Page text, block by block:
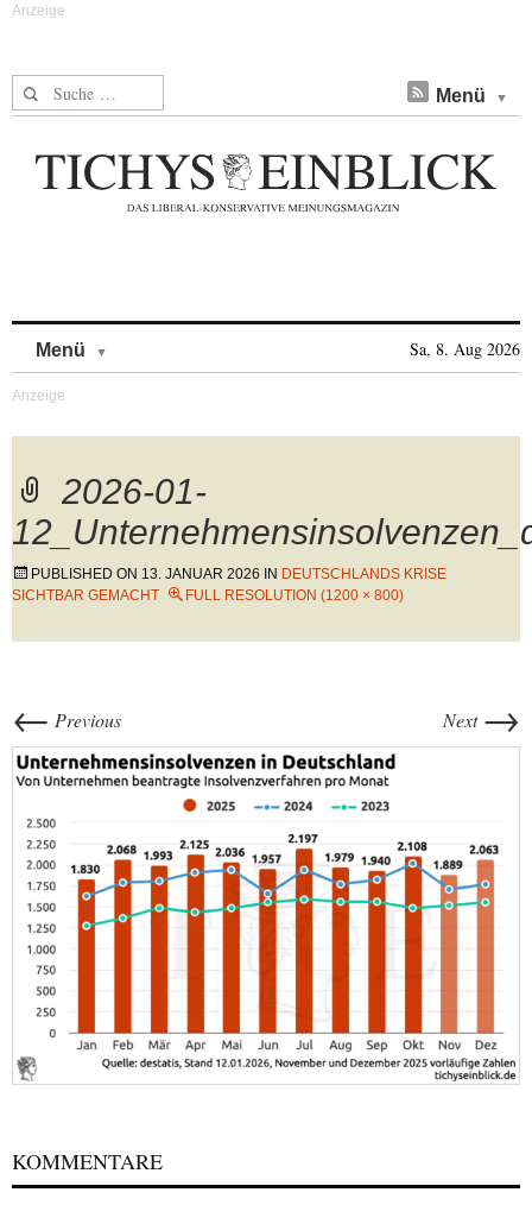
Suche nach: Menü
Menü Sa, 8. Aug 2026
2026-01-
PUBLISHED ON 13. JANUAR 2026 IN DEUTSCHLANDS KRISE
SICHTBAR GEMACHT
FULL RESOLUTION (1200 × 800)
← Previous Next →
KOMMENTARE